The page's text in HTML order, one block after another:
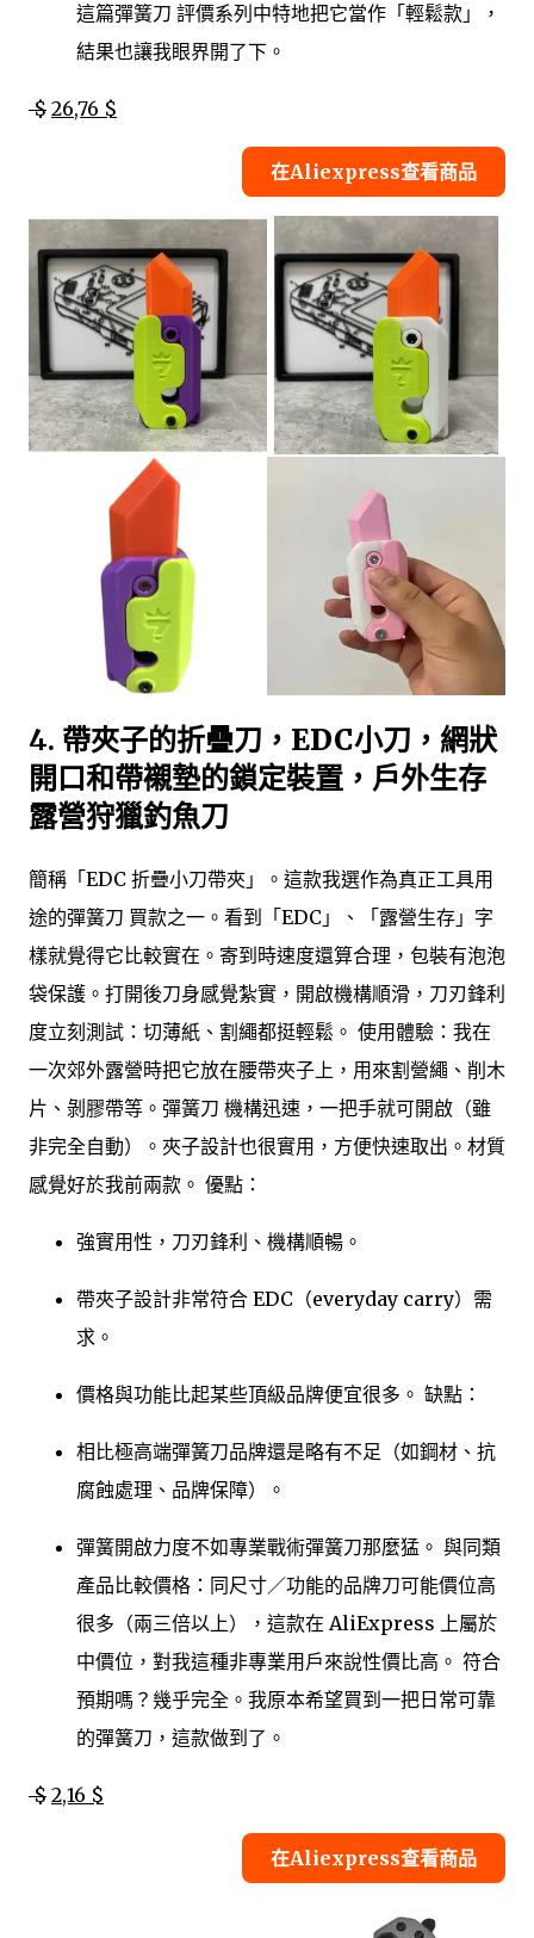
這篇彈簧刀 評價系列中特地把它當作「輕鬆款」，
結果也讓我眼界開了下。
$ 26,76 $
在Aliexpress查看商品
4. 帶夾子的折疊刀，EDC小刀，網狀
開口和帶襯墊的鎖定裝置，戶外生存
露營狩獵釣魚刀
簡稱「EDC 折疊小刀帶夾」。這款我選作為真正工具用
途的彈簧刀 買款之一。看到「EDC」、「露營生存」字
樣就覺得它比較實在。寄到時速度還算合理，包裝有泡泡
袋保護。打開後刀身感覺紮實，開啟機構順滑，刀刃鋒利
度立刻測試：切薄紙、割繩都挺輕鬆。 使用體驗：我在
一次郊外露營時把它放在腰帶夾子上，用來割營繩、削木
片、剝膠帶等。彈簧刀 機構迅速，一把手就可開啟（雖
非完全自動）。夾子設計也很實用，方便快速取出。材質
感覺好於我前兩款。 優點：
強實用性，刀刃鋒利、機構順暢。
帶夾子設計非常符合 EDC（everyday carry）需
求。
價格與功能比起某些頂級品牌便宜很多。 缺點：
相比極高端彈簧刀品牌還是略有不足（如鋼材、抗
腐蝕處理、品牌保障）。
彈簧開啟力度不如專業戰術彈簧刀那麼猛。 與同類
產品比較價格：同尺寸／功能的品牌刀可能價位高
很多（兩三倍以上），這款在 AliExpress 上屬於
中價位，對我這種非專業用戶來說性價比高。 符合
預期嗎？幾乎完全。我原本希望買到一把日常可靠
的彈簧刀，這款做到了。
$ 2,16 $
在Aliexpress查看商品